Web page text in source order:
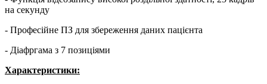
на секунду
- Професійне ПЗ для збереження даних пацієнта
- Діафргама з 7 позиціями
Характеристики: